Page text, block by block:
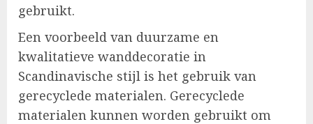
gebruikt.
Een voorbeeld van duurzame en
kwalitatieve wanddecoratie in
Scandinavische stijl is het gebruik van
gerecyclede materialen. Gerecyclede
materialen kunnen worden gebruikt om